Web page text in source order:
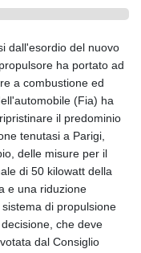
dall'esordio del nuovo
ha portato ad
a combustione ed
(Fia) ha
il predominio
tenutasi a Parigi,
delle misure per il
di 50 kilowatt della
e una riduzione
di propulsione
che deve
dal Consiglio